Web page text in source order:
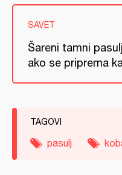
SAVET
Šareni tamni
ako se priprema
TAGOVI
pasulj